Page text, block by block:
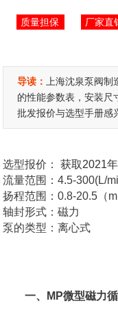
质量担保 厂家直
导读：
上海沈泉泵阀
的性能参数表，安装尺
批发报价与选型手册感
选型报价：
获取2021
流量范围：4.5-300(L/
扬程范围：0.8-20.5（m
轴封形式：磁力
泵的类型：离心式
一、MP微型磁力循